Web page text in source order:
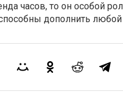
часов, то он особой
дополнить любой